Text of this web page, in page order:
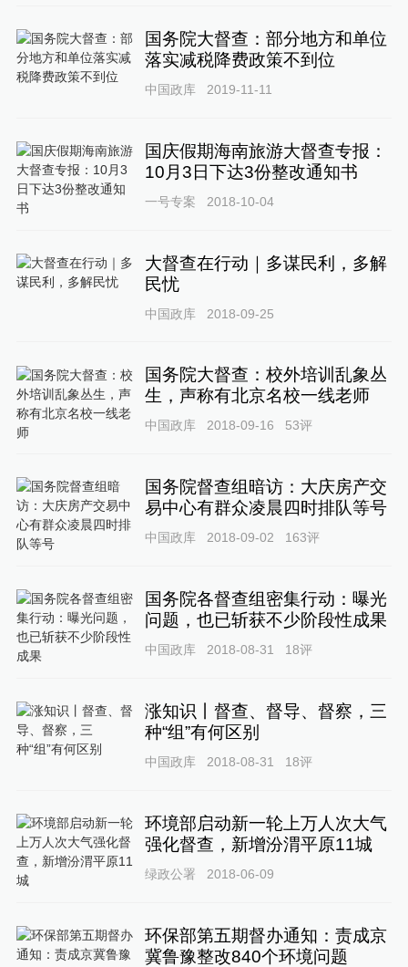
国务院大督查：部分地方和单位
落实减税降费政策不到位
中国政库 2019-11-11
国庆假期海南旅游大督查专报：
10月3日下达3份整改通知书
一号专案 2018-10-04
大督查在行动｜多谋民利，多解
民忧
中国政库 2018-09-25
国务院大督查：校外培训乱象丛
生，声称有北京名校一线老师
中国政库 2018-09-16 53评
国务院督查组暗访：大庆房产交
易中心有群众凌晨四时排队等号
中国政库 2018-09-02 163评
国务院各督查组密集行动：曝光
问题，也已斩获不少阶段性成果
中国政库 2018-08-31 18评
涨知识丨督查、督导、督察，三
种“组”有何区别
中国政库 2018-08-31 18评
环境部启动新一轮上万人次大气
强化督查，新增汾渭平原11城
绿政公署 2018-06-09
环保部第五期督办通知：责成京
冀鲁豫整改840个环境问题